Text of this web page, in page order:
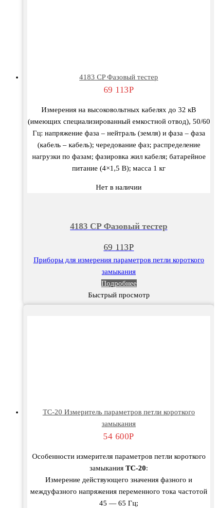
4183 CP Фазовый тестер
69 113Р
Измерения на высоковольтных кабелях до 32 кВ
(имеющих специализированный емкостной отвод), 50/60
Гц: напряжение фаза – нейтраль (земля) и фаза – фаза
(кабель – кабель); чередование фаз; распределение
нагрузки по фазам; фазировка жил кабеля; батарейное
питание (4×1,5 В); масса 1 кг
Нет в наличии
4183 CP Фазовый тестер
69 113Р
Приборы для измерения параметров петли короткого
замыкания
Подробнее
Быстрый просмотр
TC-20 Измеритель параметров петли короткого
замыкания
54 600Р
Особенности измерителя параметров петли короткого
замыкания TC-20:
Измерение действующего значения фазного и
междуфазного напряжения переменного тока частотой
45 — 65 Гц;